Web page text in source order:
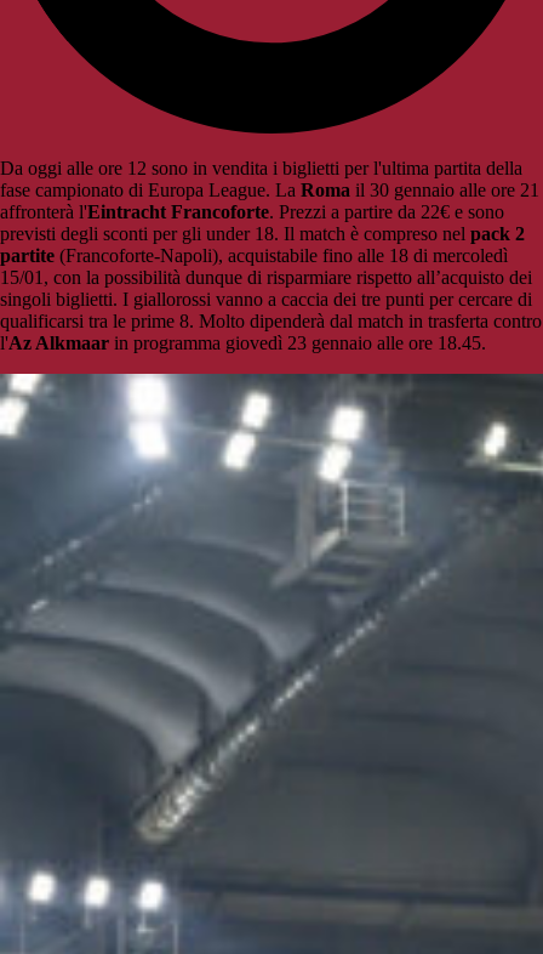
Da oggi alle ore 12 sono in vendita i biglietti per l'ultima partita della
fase campionato di Europa League. La Roma il 30 gennaio alle ore 21
affronterà l'Eintracht Francoforte. Prezzi a partire da 22€ e sono
previsti degli sconti per gli under 18. Il match è compreso nel pack 2
partite (Francoforte-Napoli), acquistabile fino alle 18 di mercoledì
15/01, con la possibilità dunque di risparmiare rispetto all’acquisto dei
singoli biglietti. I giallorossi vanno a caccia dei tre punti per cercare di
qualificarsi tra le prime 8. Molto dipenderà dal match in trasferta contro
l'Az Alkmaar in programma giovedì 23 gennaio alle ore 18.45.